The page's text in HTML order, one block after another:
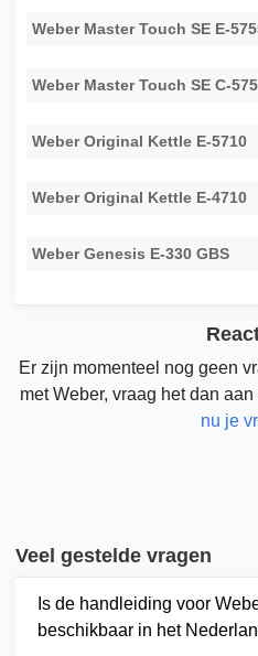
Weber Master Touch SE E-
Weber Master Touch SE C-
Weber Original Kettle E-5710
Weber Original Kettle E-4710
Weber Genesis E-330 GBS
Er zijn momenteel nog geen
met Weber, vraag het dan
nu je
Veel gestelde vragen
Is de handleiding voor
beschikbaar in het